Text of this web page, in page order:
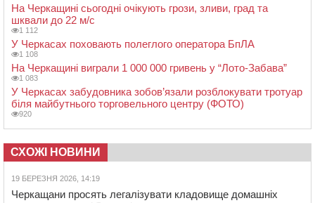
На Черкащині сьогодні очікують грози, зливи, град та
шквали до 22 м/с
1 112
У Черкасах поховають полеглого оператора БпЛА
1 108
На Черкащині виграли 1 000 000 гривень у “Лото-Забава”
1 083
У Черкасах забудовника зобов’язали розблокувати тротуар
біля майбутнього торговельного центру (ФОТО)
920
СХОЖІ НОВИНИ
19 БЕРЕЗНЯ 2026, 14:19
Черкащани просять легалізувати кладовище домашніх